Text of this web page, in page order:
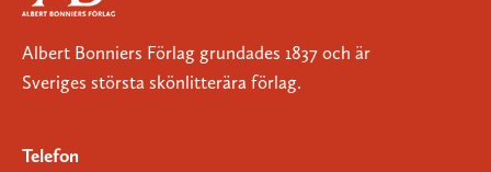
Albert Bonniers Förlag grundades 1837 och är
Sveriges största skönlitterära förlag.
Telefon